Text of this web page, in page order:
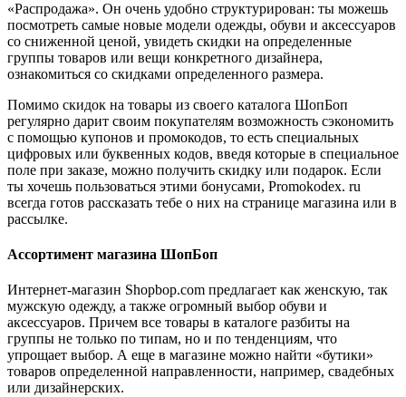
«Распродажа». Он очень удобно структурирован: ты можешь
посмотреть самые новые модели одежды, обуви и аксессуаров
со сниженной ценой, увидеть скидки на определенные
группы товаров или вещи конкретного дизайнера,
ознакомиться со скидками определенного размера.
Помимо скидок на товары из своего каталога ШопБоп
регулярно дарит своим покупателям возможность сэкономить
с помощью купонов и промокодов, то есть специальных
цифровых или буквенных кодов, введя которые в специальное
поле при заказе, можно получить скидку или подарок. Если
ты хочешь пользоваться этими бонусами, Promokodex. ru
всегда готов рассказать тебе о них на странице магазина или в
рассылке.
Ассортимент магазина ШопБоп
Интернет-магазин Shopbop.com предлагает как женскую, так
мужскую одежду, а также огромный выбор обуви и
аксессуаров. Причем все товары в каталоге разбиты на
группы не только по типам, но и по тенденциям, что
упрощает выбор. А еще в магазине можно найти «бутики»
товаров определенной направленности, например, свадебных
или дизайнерских.